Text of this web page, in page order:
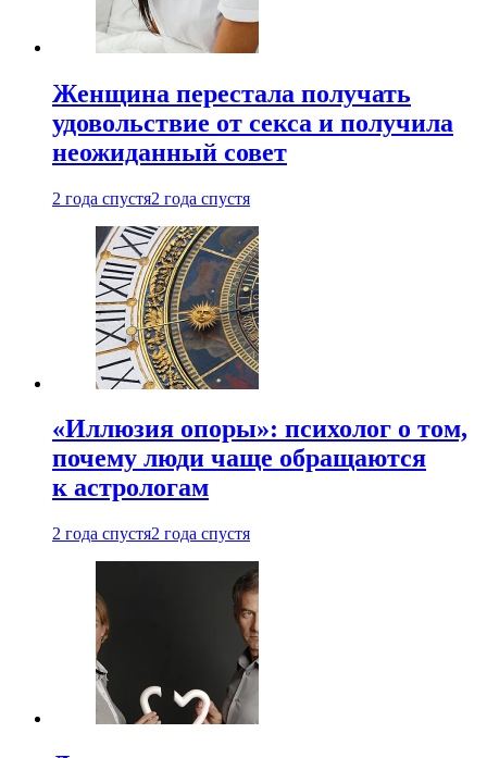
Женщина перестала получать
удовольствие от секса и получила
неожиданный совет
2 года спустя2 года спустя
«Иллюзия опоры»: психолог о том,
почему люди чаще обращаются
к астрологам
2 года спустя2 года спустя